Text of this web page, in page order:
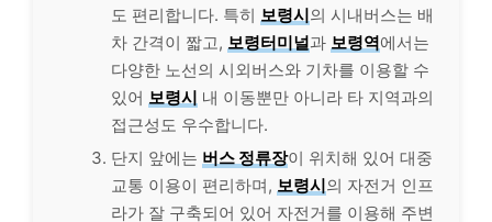
도 편리합니다. 특히 보령시의 시내버스는 배
차 간격이 짧고, 보령터미널과 보령역에서는
다양한 노선의 시외버스와 기차를 이용할 수
있어 보령시 내 이동뿐만 아니라 타 지역과의
접근성도 우수합니다.
단지 앞에는 버스 정류장이 위치해 있어 대중
교통 이용이 편리하며, 보령시의 자전거 인프
라가 잘 구축되어 있어 자전거를 이용해 주변